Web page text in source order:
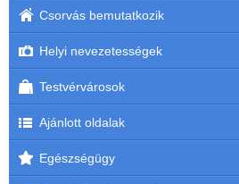
Csorvás bemutatkozik
Helyi nevezetességek
Testvérvárosok
Ajánlott oldalak
Egészségügy